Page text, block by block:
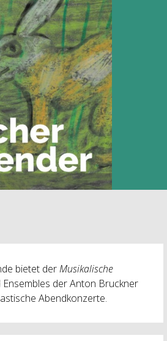
bietet derMusikalische
der Anton Bruckner
Abendkonzerte.